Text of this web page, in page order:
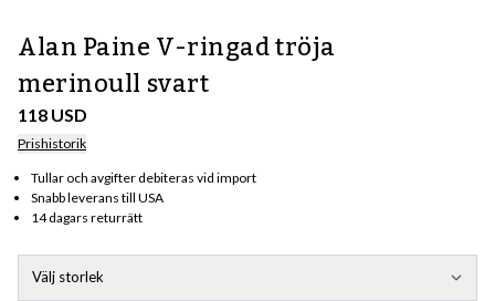
Alan Paine V-ringad tröja
merinoull svart
118 USD
Prishistorik
Tullar och avgifter debiteras vid import
Snabb leverans till USA
14 dagars returrätt
Välj storlek